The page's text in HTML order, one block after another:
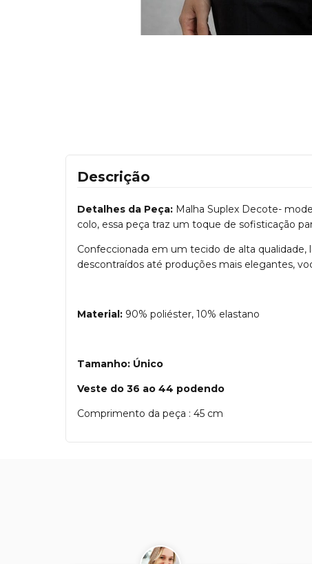
Descrição
Detalhes da Peça: Malha Suplex Decote-
colo, essa peça traz um toque de sofisticação
Confeccionada em um tecido de alta qualidade,
descontraídos até produções mais elegantes,
Material: 90% poliéster, 10% elastano
Tamanho: Único
Veste do 36 ao 44 podendo
Comprimento da peça : 45 cm